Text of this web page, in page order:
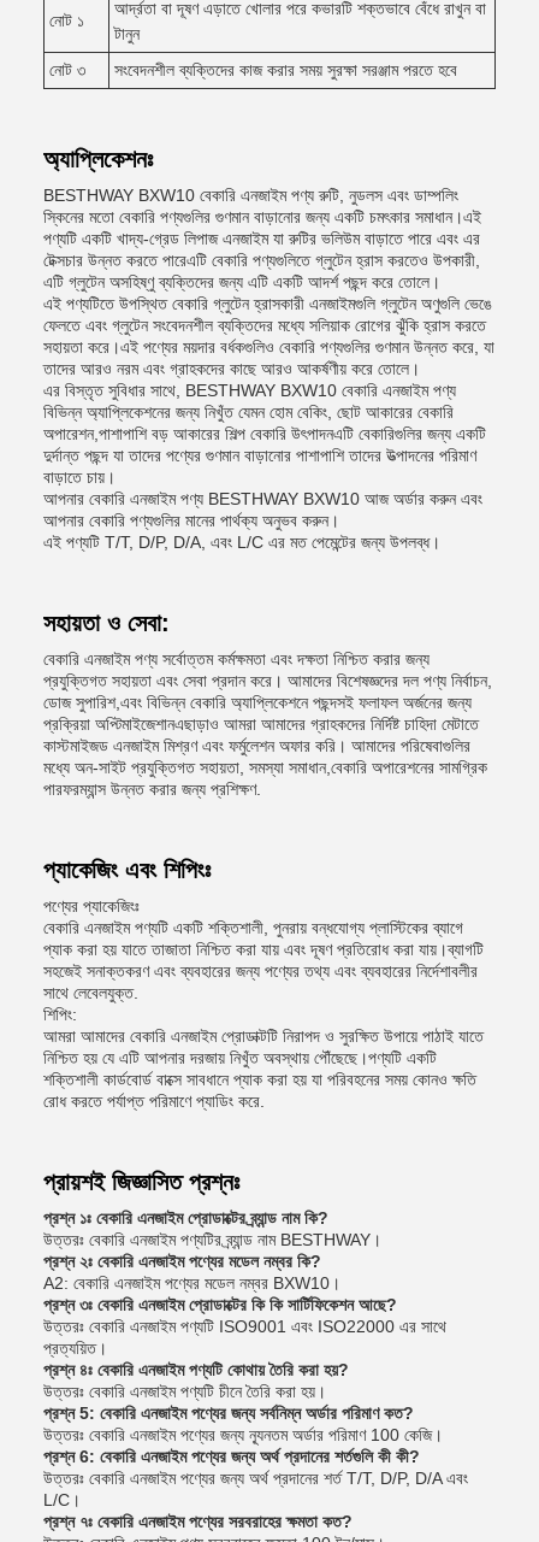
নোট ১
আর্দ্রতা বা দূষণ এড়াতে খোলার পরে কভারটি শক্তভাবে বেঁধে রাখুন বা
টানুন
নোট ৩
সংবেদনশীল ব্যক্তিদের কাজ করার সময় সুরক্ষা সরঞ্জাম পরতে হবে
অ্যাপ্লিকেশনঃ
BESTHWAY BXW10 বেকারি এনজাইম পণ্য রুটি, নুডলস এবং ডাম্পলিং
স্কিনের মতো বেকারি পণ্যগুলির গুণমান বাড়ানোর জন্য একটি চমৎকার সমাধান।এই
পণ্যটি একটি খাদ্য-গ্রেড লিপাজ এনজাইম যা রুটির ভলিউম বাড়াতে পারে এবং এর
টেক্সচার উন্নত করতে পারেএটি বেকারি পণ্যগুলিতে গ্লুটেন হ্রাস করতেও উপকারী,
এটি গ্লুটেন অসহিষ্ণু ব্যক্তিদের জন্য এটি একটি আদর্শ পছন্দ করে তোলে।
এই পণ্যটিতে উপস্থিত বেকারি গ্লুটেন হ্রাসকারী এনজাইমগুলি গ্লুটেন অণুগুলি ভেঙে
ফেলতে এবং গ্লুটেন সংবেদনশীল ব্যক্তিদের মধ্যে সলিয়াক রোগের ঝুঁকি হ্রাস করতে
সহায়তা করে।এই পণ্যের ময়দার বর্ধকগুলিও বেকারি পণ্যগুলির গুণমান উন্নত করে, যা
তাদের আরও নরম এবং গ্রাহকদের কাছে আরও আকর্ষণীয় করে তোলে।
এর বিস্তৃত সুবিধার সাথে, BESTHWAY BXW10 বেকারি এনজাইম পণ্য
বিভিন্ন অ্যাপ্লিকেশনের জন্য নিখুঁত যেমন হোম বেকিং, ছোট আকারের বেকারি
অপারেশন,পাশাপাশি বড় আকারের শিল্প বেকারি উৎপাদনএটি বেকারিগুলির জন্য একটি
দুর্দান্ত পছন্দ যা তাদের পণ্যের গুণমান বাড়ানোর পাশাপাশি তাদের উত্পাদনের পরিমাণ
বাড়াতে চায়।
আপনার বেকারি এনজাইম পণ্য BESTHWAY BXW10 আজ অর্ডার করুন এবং
আপনার বেকারি পণ্যগুলির মানের পার্থক্য অনুভব করুন।
এই পণ্যটি T/T, D/P, D/A, এবং L/C এর মত পেমেন্টের জন্য উপলব্ধ।
সহায়তা ও সেবা:
বেকারি এনজাইম পণ্য সর্বোত্তম কর্মক্ষমতা এবং দক্ষতা নিশ্চিত করার জন্য
প্রযুক্তিগত সহায়তা এবং সেবা প্রদান করে। আমাদের বিশেষজ্ঞদের দল পণ্য নির্বাচন,
ডোজ সুপারিশ,এবং বিভিন্ন বেকারি অ্যাপ্লিকেশনে পছন্দসই ফলাফল অর্জনের জন্য
প্রক্রিয়া অপ্টিমাইজেশানএছাড়াও আমরা আমাদের গ্রাহকদের নির্দিষ্ট চাহিদা মেটাতে
কাস্টমাইজড এনজাইম মিশ্রণ এবং ফর্মুলেশন অফার করি। আমাদের পরিষেবাগুলির
মধ্যে অন-সাইট প্রযুক্তিগত সহায়তা, সমস্যা সমাধান,বেকারি অপারেশনের সামগ্রিক
পারফরম্যান্স উন্নত করার জন্য প্রশিক্ষণ.
প্যাকেজিং এবং শিপিংঃ
পণ্যের প্যাকেজিংঃ
বেকারি এনজাইম পণ্যটি একটি শক্তিশালী, পুনরায় বন্ধযোগ্য প্লাস্টিকের ব্যাগে
প্যাক করা হয় যাতে তাজাতা নিশ্চিত করা যায় এবং দূষণ প্রতিরোধ করা যায়।ব্যাগটি
সহজেই সনাক্তকরণ এবং ব্যবহারের জন্য পণ্যের তথ্য এবং ব্যবহারের নির্দেশাবলীর
সাথে লেবেলযুক্ত.
শিপিং:
আমরা আমাদের বেকারি এনজাইম প্রোডাক্টটি নিরাপদ ও সুরক্ষিত উপায়ে পাঠাই যাতে
নিশ্চিত হয় যে এটি আপনার দরজায় নিখুঁত অবস্থায় পৌঁছেছে।পণ্যটি একটি
শক্তিশালী কার্ডবোর্ড বাক্সে সাবধানে প্যাক করা হয় যা পরিবহনের সময় কোনও ক্ষতি
রোধ করতে পর্যাপ্ত পরিমাণে প্যাডিং করে.
প্রায়শই জিজ্ঞাসিত প্রশ্নঃ
প্রশ্ন ১ঃ বেকারি এনজাইম প্রোডাক্টের ব্র্যান্ড নাম কি?
উত্তরঃ বেকারি এনজাইম পণ্যটির ব্র্যান্ড নাম BESTHWAY।
প্রশ্ন ২ঃ বেকারি এনজাইম পণ্যের মডেল নম্বর কি?
A2: বেকারি এনজাইম পণ্যের মডেল নম্বর BXW10।
প্রশ্ন ৩ঃ বেকারি এনজাইম প্রোডাক্টের কি কি সার্টিফিকেশন আছে?
উত্তরঃ বেকারি এনজাইম পণ্যটি ISO9001 এবং ISO22000 এর সাথে
প্রত্যয়িত।
প্রশ্ন ৪ঃ বেকারি এনজাইম পণ্যটি কোথায় তৈরি করা হয়?
উত্তরঃ বেকারি এনজাইম পণ্যটি চীনে তৈরি করা হয়।
প্রশ্ন 5: বেকারি এনজাইম পণ্যের জন্য সর্বনিম্ন অর্ডার পরিমাণ কত?
উত্তরঃ বেকারি এনজাইম পণ্যের জন্য ন্যূনতম অর্ডার পরিমাণ 100 কেজি।
প্রশ্ন 6: বেকারি এনজাইম পণ্যের জন্য অর্থ প্রদানের শর্তগুলি কী কী?
উত্তরঃ বেকারি এনজাইম পণ্যের জন্য অর্থ প্রদানের শর্ত T/T, D/P, D/A এবং
L/C।
প্রশ্ন ৭ঃ বেকারি এনজাইম পণ্যের সরবরাহের ক্ষমতা কত?